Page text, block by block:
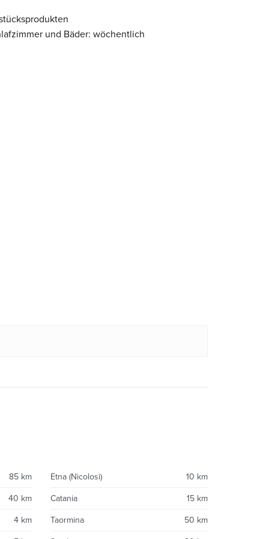
und Bäder: wöchentlich
85 km
40 km
4 km
Etna (Nicolosi) 10 km
Catania 15 km
Taormina 50 km